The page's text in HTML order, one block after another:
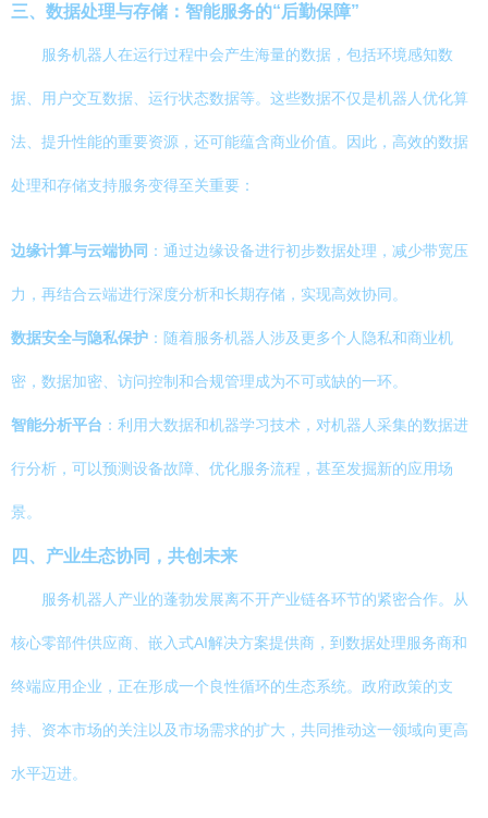
三、数据处理与存储：智能服务的“后勤保障”
服务机器人在运行过程中会产生海量的数据，包括环境感知数
据、用户交互数据、运行状态数据等。这些数据不仅是机器人优化算
法、提升性能的重要资源，还可能蕴含商业价值。因此，高效的数据
处理和存储支持服务变得至关重要：
边缘计算与云端协同 ：通过边缘设备进行初步数据处理，减少带宽压
力，再结合云端进行深度分析和长期存储，实现高效协同。
数据安全与隐私保护 ：随着服务机器人涉及更多个人隐私和商业机
密，数据加密、访问控制和合规管理成为不可或缺的一环。
智能分析平台 ：利用大数据和机器学习技术，对机器人采集的数据进
行分析，可以预测设备故障、优化服务流程，甚至发掘新的应用场
景。
四、产业生态协同，共创未来
服务机器人产业的蓬勃发展离不开产业链各环节的紧密合作。从
核心零部件供应商、嵌入式AI解决方案提供商，到数据处理服务商和
终端应用企业，正在形成一个良性循环的生态系统。政府政策的支
持、资本市场的关注以及市场需求的扩大，共同推动这一领域向更高
水平迈进。